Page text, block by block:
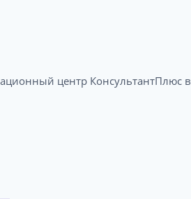
центр КонсультантПлюс в